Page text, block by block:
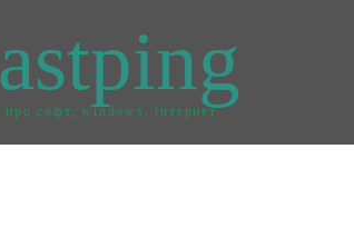
про софт, windows, інтернет